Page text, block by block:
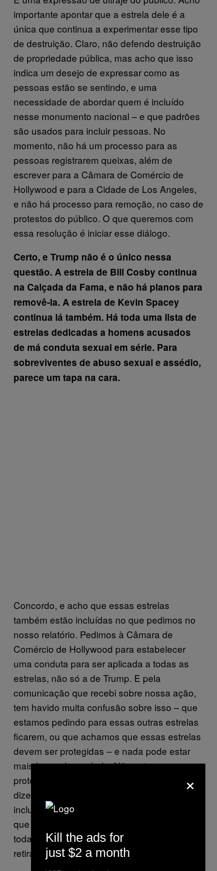
importante apontar que a estrela dele é a
única que continua a experimentar esse tipo
de destruição. Claro, não defendo destruição
de propriedade pública, mas acho que isso
indica um desejo de expressar como as
pessoas estão se sentindo, e uma
necessidade de abordar quem é incluído
nesse monumento nacional – e que padrões
são usados para incluir pessoas. No
momento, não há um processo para as
pessoas registrarem queixas, além de
escrever para a Câmara de Comércio de
Hollywood e para a Cidade de Los Angeles,
e não há processo para remoção, no caso de
protestos do público. O que queremos com
essa resolução é iniciar esse diálogo.
Certo, e Trump não é o único nessa
questão. A estrela de Bill Cosby continua
na Calçada da Fama, e não há planos para
removê-la. A estrela de Kevin Spacey
continua lá também. Há toda uma lista de
estrelas dedicadas a homens acusados
de má conduta sexual em série. Para
sobreviventes de abuso sexual e assédio,
parece um tapa na cara.
Concordo, e acho que essas estrelas
também estão incluídas no que pedimos no
nosso relatório. Pedimos à Câmara de
Comércio de Hollywood para estabelecer
uma conduta para ser aplicada a todas as
estrelas, não só a de Trump. E pela
comunicação que recebi sobre nossa ação,
tem havido muita confusão sobre isso – que
estamos pedindo para essas outras estrelas
ficarem, ou que achamos que essas estrelas
devem ser protegidas – e nada pode estar
mais longe da verdade. Não estamos
protegendo essas estrelas. O que estamos
dizendo é que deve haver padrões para
inclusão entre todas as estrelas. E espero
que se esses padrões forem aplicados a
todas as estrelas, outras deverão ser
retiradas.
×
Kill the ads for
just $2 a month